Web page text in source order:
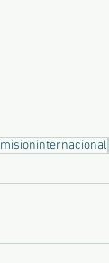
misioninternacional